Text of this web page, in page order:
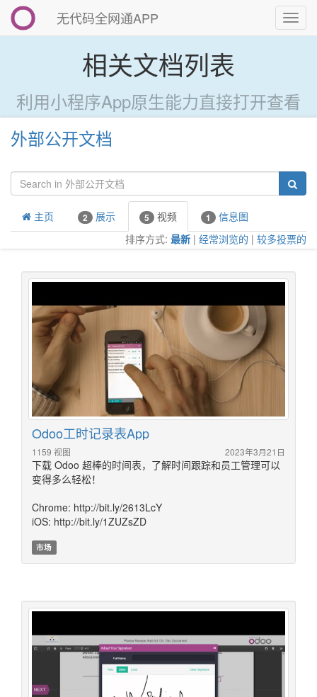
切
换
无代码全网通APP
相关文档列表
利用小程序App原生能力直接打开查看
外部公开文档
主页 2 展示 5 视频 1
信息图
排序方式: 最新 | 经常浏览的 | 较多投票的
Odoo工时记录表App
1159 视图 2023年3月21日
下载 Odoo 超棒的时间表，了解时间跟踪和员工管理可以
变得多么轻松！
Chrome: http://bit.ly/2613LcY
iOS: http://bit.ly/1ZUZsZD
市场